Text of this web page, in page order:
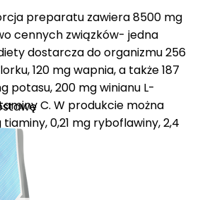
preparatu zawiera 8500 mg
cennych związków- jedna
dostarcza do organizmu 256
120 mg wapnia, a także 187
potasu, 200 mg winianu L-
C. W produkcie można
tiaminy, 0,21 mg ryboflawiny, 2,4